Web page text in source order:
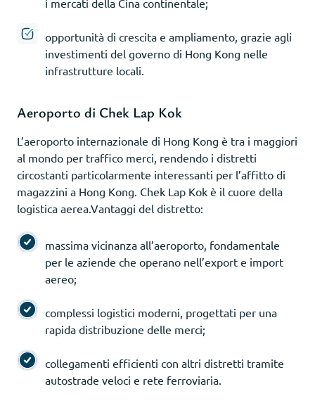
opportunità di crescita e ampliamento, grazie agli
investimenti del governo di Hong Kong nelle
infrastrutture locali.
Aeroporto di Chek Lap Kok
L’aeroporto internazionale di Hong Kong è tra i maggiori
al mondo per traffico merci, rendendo i distretti
circostanti particolarmente interessanti per l’affitto di
magazzini a Hong Kong. Chek Lap Kok è il cuore della
logistica aerea.Vantaggi del distretto:
massima vicinanza all’aeroporto, fondamentale
per le aziende che operano nell’export e import
aereo;
complessi logistici moderni, progettati per una
rapida distribuzione delle merci;
collegamenti efficienti con altri distretti tramite
autostrade veloci e rete ferroviaria.